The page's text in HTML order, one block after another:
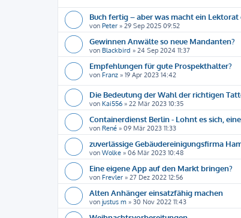
Buch fertig – aber was macht ein
von Peter » 29 Sep 2025 09:52
Gewinnen Anwälte so neue Mandanten?
von Blackbird » 24 Sep 2024 11:37
Empfehlungen für gute Prospekthalter?
von Franz » 19 Apr 2023 14:42
Die Bedeutung der Wahl der richtigen
von Kai556 » 22 Mär 2023 10:35
Containerdienst Berlin - Lohnt es sich,
von René » 09 Mär 2023 11:33
zuverlässige Gebäudereinigungsfirma
von Wolke » 06 Mär 2023 10:48
Eine eigene App auf den Markt bringen?
von Frevler » 27 Dez 2022 12:56
Alten Anhänger einsatzfähig machen
von justus m » 30 Nov 2022 11:43